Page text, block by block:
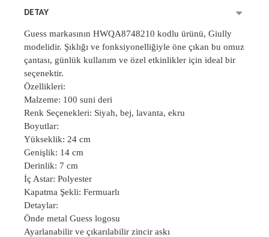
DETAY
Guess markasının HWQA8748210 kodlu ürünü, Giully
modelidir. Şıklığı ve fonksiyonelliğiyle öne çıkan bu omuz
çantası, günlük kullanım ve özel etkinlikler için ideal bir
seçenektir.
Özellikleri:
Malzeme: 100 suni deri
Renk Seçenekleri: Siyah, bej, lavanta, ekru
Boyutlar:
Yükseklik: 24 cm
Genişlik: 14 cm
Derinlik: 7 cm
İç Astar: Polyester
Kapatma Şekli: Fermuarlı
Detaylar:
Önde metal Guess logosu
Ayarlanabilir ve çıkarılabilir zincir askı